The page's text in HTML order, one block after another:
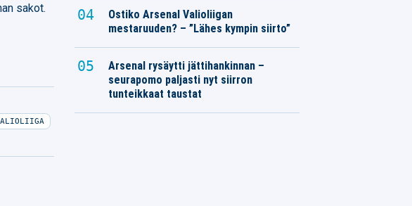
sakot.
Ostiko Arsenal Valioliigan
mestaruuden? – ”Lähes kympin siirto”
Arsenal rysäytti jättihankinnan –
seurapomo paljasti nyt siirron
tunteikkaat taustat